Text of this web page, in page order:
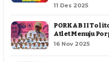
11 Des 2025
PORKAB II
Atlet Menuju
16 Nov 2025